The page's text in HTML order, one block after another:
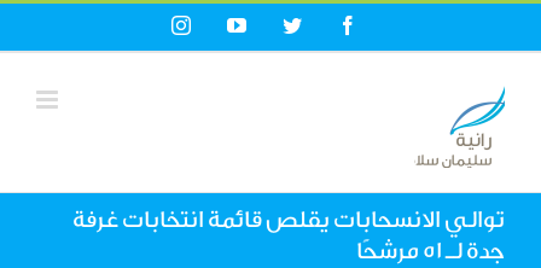
to
content
Facebook
Twitter
YouTube
Instagram
توالي الانسحابات يقلص قائمة انتخابات غرفة
جدة لـ 51 مرشحًا